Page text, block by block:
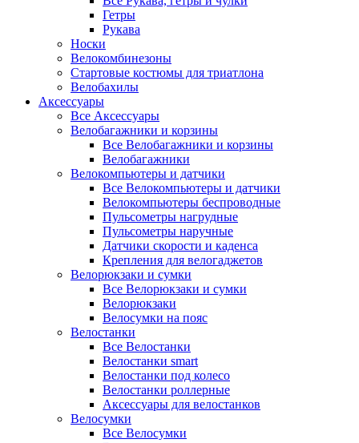
Гетры
Рукава
Носки
Велокомбинезоны
Стартовые костюмы для триатлона
Велобахилы
Аксессуары
Все Аксессуары
Велобагажники и корзины
Все Велобагажники и корзины
Велобагажники
Велокомпьютеры и датчики
Все Велокомпьютеры и датчики
Велокомпьютеры беспроводные
Пульсометры нагрудные
Пульсометры наручные
Датчики скорости и каденса
Крепления для велогаджетов
Велорюкзаки и сумки
Все Велорюкзаки и сумки
Велорюкзаки
Велосумки на пояс
Велостанки
Все Велостанки
Велостанки smart
Велостанки под колесо
Велостанки роллерные
Аксессуары для велостанков
Велосумки
Все Велосумки